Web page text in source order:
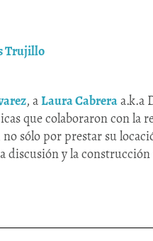
Trujillo
, aLaura Cabreraa.k.a
que colaboraron con la
no sólo por prestar su
discusión y la